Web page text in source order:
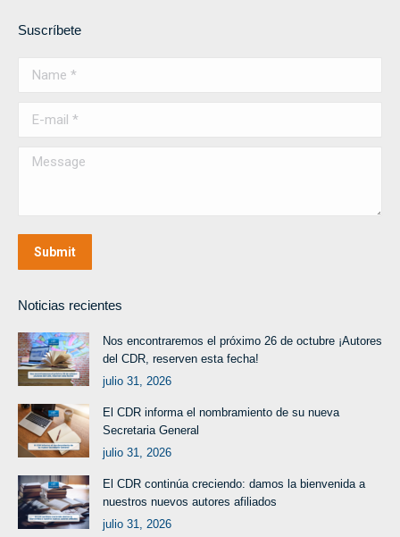
Suscríbete
Message
Submit
Noticias recientes
Nos encontraremos el próximo 26 de octubre ¡Autores
del CDR, reserven esta fecha!
julio 31, 2026
El CDR informa el nombramiento de su nueva
Secretaria General
julio 31, 2026
El CDR continúa creciendo: damos la bienvenida a
nuestros nuevos autores afiliados
julio 31, 2026